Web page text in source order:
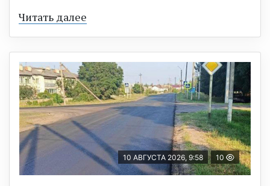
Читать далее
10 АВГУСТА 2026, 9:58 10